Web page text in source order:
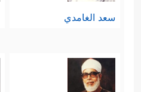
سعد الغامدي